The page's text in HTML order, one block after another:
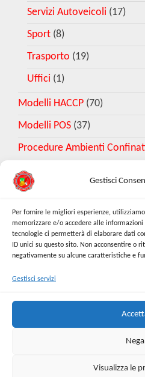
Gestisci
Per fornire le migliori esperienze,
memorizzare e/o accedere alle informazioni
tecnologie ci permetterà di elaborare dati
ID unici su questo sito. Non acconsentire o
negativamente su alcune caratteristiche e
Gestisci servizi
Nega
Visualizza le
Servizi Autoveicoli (17)
Sport (8)
Trasporto (19)
Uffici (1)
Modelli HACCP (70)
Modelli POS (37)
Procedure Ambienti
Richiedi Modello